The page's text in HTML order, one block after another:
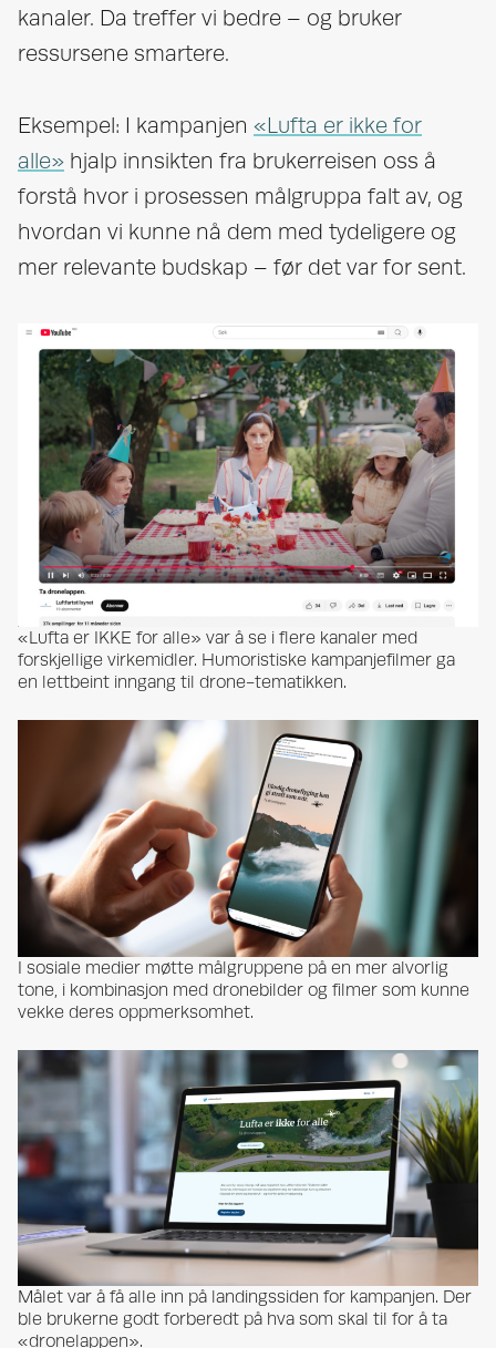
kanaler. Da treffer vi bedre – og bruker
ressursene smartere.
Eksempel: I kampanjen «Lufta er ikke for
alle» hjalp innsikten fra brukerreisen oss å
forstå hvor i prosessen målgruppa falt av, og
hvordan vi kunne nå dem med tydeligere og
mer relevante budskap – før det var for sent.
«Lufta er IKKE for alle» var å se i flere kanaler med
forskjellige virkemidler. Humoristiske kampanjefilmer ga
en lettbeint inngang til drone-tematikken.
I sosiale medier møtte målgruppene på en mer alvorlig
tone, i kombinasjon med dronebilder og filmer som kunne
vekke deres oppmerksomhet.
Målet var å få alle inn på landingssiden for kampanjen. Der
ble brukerne godt forberedt på hva som skal til for å ta
«dronelappen».